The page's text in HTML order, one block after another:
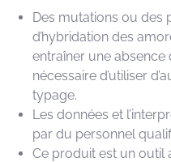
Des mutations ou des
d’hybridation des
entraîner une absence
nécessaire d’utiliser
typage.
Les données et
par du personnel
Ce produit est un outil